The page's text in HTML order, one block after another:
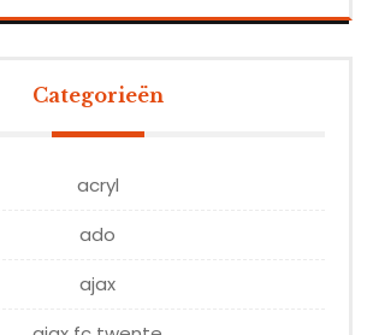
Categorieën
acryl
ado
ajax